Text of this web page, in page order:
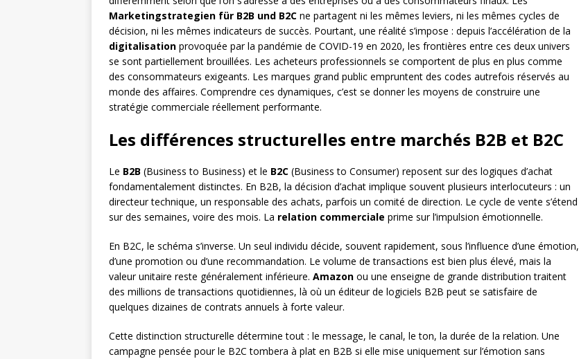
Marketingstrategien für B2B und B2C ne partagent ni les mêmes leviers, ni les mêmes cycles de
décision, ni les mêmes indicateurs de succès. Pourtant, une réalité s’impose : depuis l’accélération de la
digitalisation provoquée par la pandémie de COVID-19 en 2020, les frontières entre ces deux univers
se sont partiellement brouillées. Les acheteurs professionnels se comportent de plus en plus comme
des consommateurs exigeants. Les marques grand public empruntent des codes autrefois réservés au
monde des affaires. Comprendre ces dynamiques, c’est se donner les moyens de construire une
stratégie commerciale réellement performante.
Les différences structurelles entre marchés B2B et B2C
Le B2B (Business to Business) et le B2C (Business to Consumer) reposent sur des logiques d’achat
fondamentalement distinctes. En B2B, la décision d’achat implique souvent plusieurs interlocuteurs : un
directeur technique, un responsable des achats, parfois un comité de direction. Le cycle de vente s’étend
sur des semaines, voire des mois. La relation commerciale prime sur l’impulsion émotionnelle.
En B2C, le schéma s’inverse. Un seul individu décide, souvent rapidement, sous l’influence d’une émotion,
d’une promotion ou d’une recommandation. Le volume de transactions est bien plus élevé, mais la
valeur unitaire reste généralement inférieure. Amazon ou une enseigne de grande distribution traitent
des millions de transactions quotidiennes, là où un éditeur de logiciels B2B peut se satisfaire de
quelques dizaines de contrats annuels à forte valeur.
Cette distinction structurelle détermine tout : le message, le canal, le ton, la durée de la relation. Une
campagne pensée pour le B2C tombera à plat en B2B si elle mise uniquement sur l’émotion sans